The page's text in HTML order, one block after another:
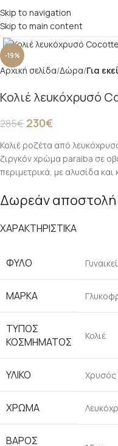
Skip to navigation
Skip to main content
-19%
Click to enlarge
Αρχική σελίδα Δώρα Για
Κολιέ λευκόχρυσό
285€ 230€
Κολιέ ροζέτα από
ζιργκόν χρώμα paraiba σε
περιμετρικά, με αλυσίδα
Δωρεάν αποστολή
ΧΑΡΑΚΤΗΡΙΣΤΙΚΑ
ΦΎΛΟ
ΜΆΡΚΑ
ΤΎΠΟΣ
ΚΟΣΜΉΜΑΤΟΣ
Κολιέ
ΥΛΙΚΌ Χρυσός
ΧΡΏΜΑ
ΒΆΡΟΣ